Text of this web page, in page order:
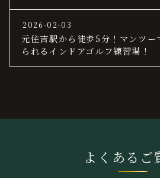
2026-02-03
元住吉駅から徒歩5分！マンツー
られるインドアゴルフ練習場！
よくあるご